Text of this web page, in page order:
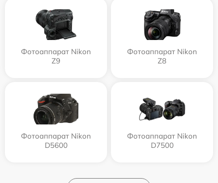
Фотоаппарат Nikon
Z9
Фотоаппарат Nikon
Z8
Фотоаппарат Nikon
D5600
Фотоаппарат Nikon
D7500